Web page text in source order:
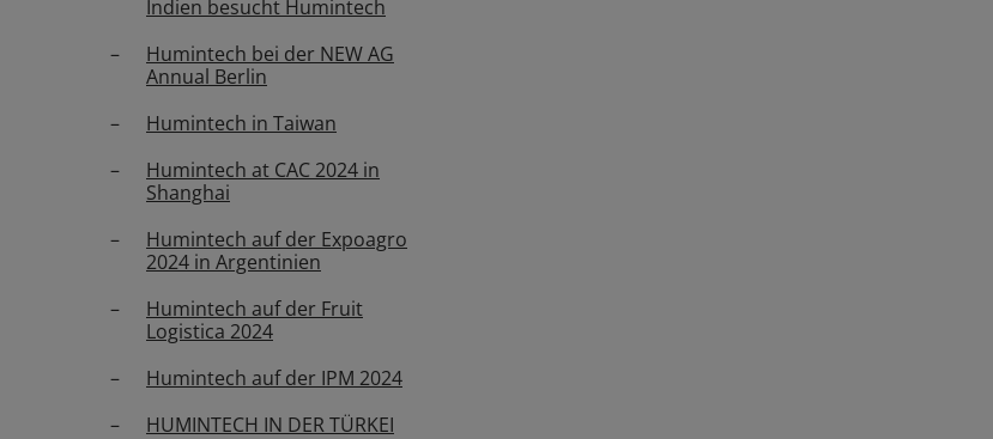
Indien besucht Humintech
Humintech bei der NEW AG
Annual Berlin
Humintech in Taiwan
Humintech at CAC 2024 in
Shanghai
Humintech auf der Expoagro
2024 in Argentinien
Humintech auf der Fruit
Logistica 2024
Humintech auf der IPM 2024
HUMINTECH IN DER TÜRKEI